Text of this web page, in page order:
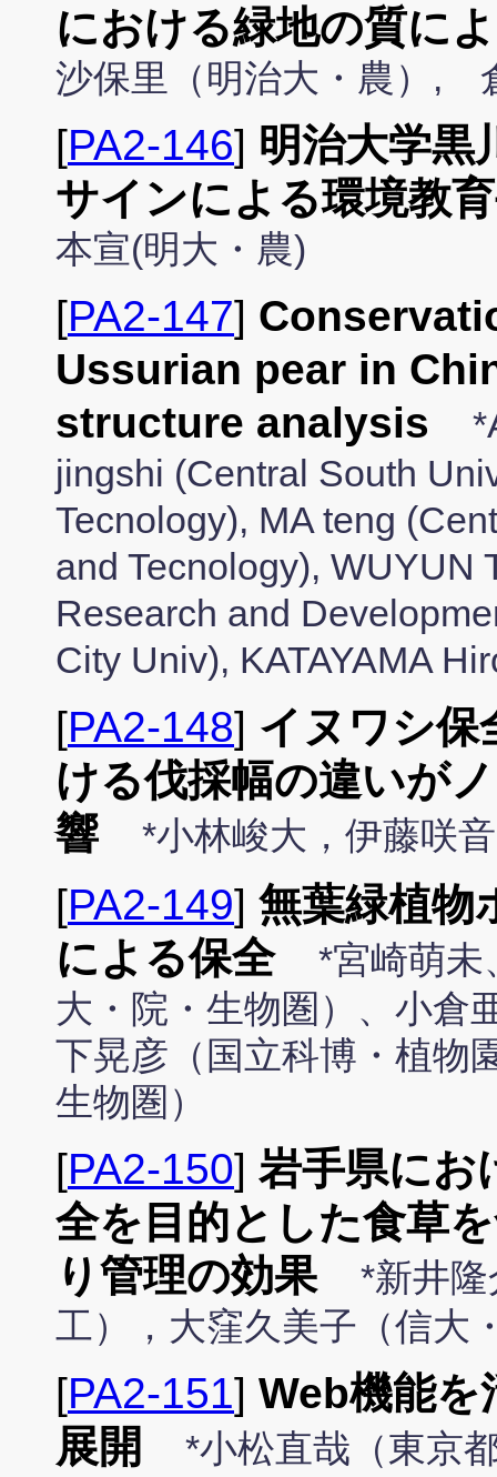
における緑地の質に
沙保里（明治大・農）,
[PA2-146] 明治大学黒
サインによる環境教
本宣(明大・農)
[PA2-147]
Ussurian pear in
structure analysis
jingshi (Central South
Tecnology), MA teng
and Tecnology), WUYUN
Research and
City Univ), KATAYAMA
[PA2-148] イヌワシ保
ける伐採幅の違いが
響
*小林峻大，伊藤咲
[PA2-149] 無葉緑植物
による保全
*宮崎萌未
大・院・生物圏）、小倉
下晃彦（国立科博・植物
生物圏）
[PA2-150] 岩手県にお
全を目的とした食草
り管理の効果
*新井
工），大窪久美子（信大
[PA2-151] Web機能を
展開
*小松直哉（東京